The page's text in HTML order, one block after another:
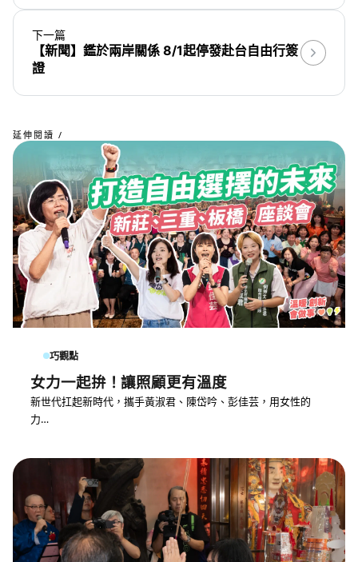
下一篇
【新聞】鑑於兩岸關係 8/1起停發赴台自由行簽
證
延伸閱讀 /
巧觀點
女力一起拚！讓照顧更有溫度
新世代扛起新時代，攜手黃淑君、陳岱吟、彭佳芸，用女性的
力…